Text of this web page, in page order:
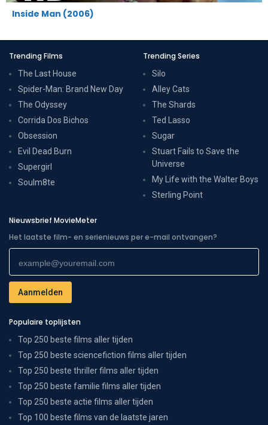
Inside Man (2006)
Trending Films
The Last House
Spider-Man: Brand New Day
The Odyssey
Corrida Dos Bichos
Obsession
Evil Dead Burn
Supergirl
Soulm8te
Trending Series
Silo
Alley Cats
The Shards
Ted Lasso
Sugar
Stuart Fails to Save the
Universe
My Life with the Walter Boys
Sterling Point
Nieuwsbrief MovieMeter
Het laatste film- en serienieuws per e-mail ontvangen?
Populaire toplijsten
Top 250 beste films aller tijden
Top 250 beste sciencefiction films aller tijden
Top 250 beste thriller films aller tijden
Top 250 beste familie films aller tijden
Top 250 beste actie films aller tijden
Top 100 beste films van de laatste jaren